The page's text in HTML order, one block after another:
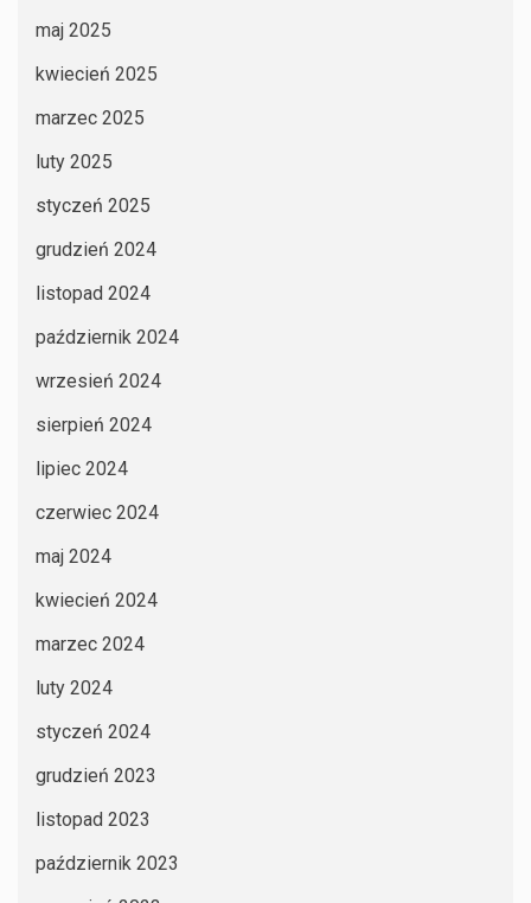
maj 2025
kwiecień 2025
marzec 2025
luty 2025
styczeń 2025
grudzień 2024
listopad 2024
październik 2024
wrzesień 2024
sierpień 2024
lipiec 2024
czerwiec 2024
maj 2024
kwiecień 2024
marzec 2024
luty 2024
styczeń 2024
grudzień 2023
listopad 2023
październik 2023